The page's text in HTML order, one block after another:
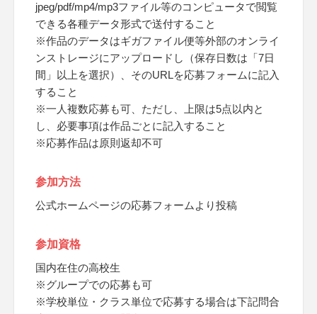
jpeg/pdf/mp4/mp3ファイル等のコンピュータで閲覧
できる各種データ形式で送付すること
※作品のデータはギガファイル便等外部のオンライ
ンストレージにアップロードし（保存日数は「7日
間」以上を選択）、そのURLを応募フォームに記入
すること
※一人複数応募も可、ただし、上限は5点以内と
し、必要事項は作品ごとに記入すること
※応募作品は原則返却不可
参加方法
公式ホームページの応募フォームより投稿
参加資格
国内在住の高校生
※グループでの応募も可
※学校単位・クラス単位で応募する場合は下記問合